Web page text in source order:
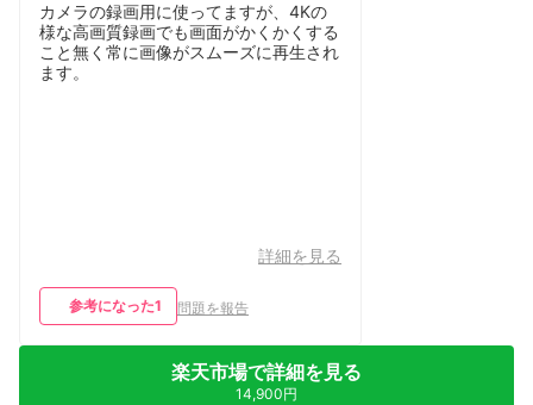
カメラの録画用に使ってますが、4Kの
様な高画質録画でも画面がかくかくする
こと無く常に画像がスムーズに再生され
ます。
詳細を見る
参考になった1 問題を報告
楽天市場で詳細を見る
14,900円